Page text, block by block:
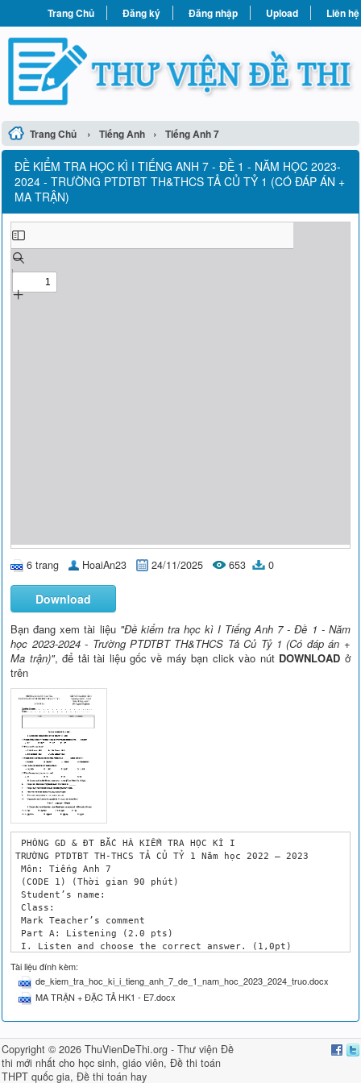
Trang Chủ Đăng ký Đăng nhập Upload Liên hệ
Trang Chủ › Tiếng Anh › Tiếng Anh 7
ĐỀ KIỂM TRA HỌC KÌ I TIẾNG ANH 7 - ĐỀ 1 - NĂM HỌC 2023-
2024 - TRƯỜNG PTDTBT TH&THCS TẢ CỦ TỶ 1 (CÓ ĐÁP ÁN +
MA TRẬN)
6 trang HoaiAn23 24/11/2025 653 0
Download
Bạn đang xem tài liệu "Đề kiểm tra học kì I Tiếng Anh 7 - Đề 1 - Năm
học 2023-2024 - Trường PTDTBT TH&THCS Tả Củ Tỷ 1 (Có đáp án +
Ma trận)", để tải tài liệu gốc về máy bạn click vào nút DOWNLOAD ở
trên
PHÒNG GD & ĐT BẮC HÀ KIỂM TRA HỌC KÌ I
TRƯỜNG PTDTBT TH-THCS TẢ CỦ TỶ 1 Năm học 2022 – 2023
Môn: Tiếng Anh 7
(CODE 1) (Thời gian 90 phút)
Student’s name:
Class:
Mark Teacher’s comment
Part A: Listening (2.0 pts)
I. Listen and choose the correct answer. (1,0pt)
A. 21st B. 20th C. 19th D. 18th
2. When was Picasso born?
A. 25th October 1881 B. 15th October 1881
3. Picasso received formal artistic training from his
A. mother B. brother C. father D. grandfather
4. How many paintings did Picasso produce?
A. 50, 000 B. 1,885 C. 1,973 D. 1, 188
5. When Picasso died, how old he was?
Tài liệu đính kèm:
de_kiem_tra_hoc_ki_i_tieng_anh_7_de_1_nam_hoc_2023_2024_truo.docx
MA TRẬN + ĐẶC TẢ HK1 - E7.docx
Copyright © 2026 ThuVienDeThi.org -Thư viện Đề
thi mới nhất cho học sinh, giáo viên,Đề thi toán
THPT quốc gia,Đề thi toán hay